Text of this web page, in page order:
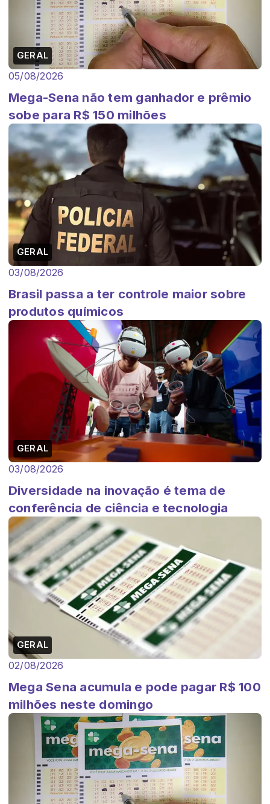
GERAL
05/08/2026
Mega-Sena não tem ganhador e prêmio
sobe para R$ 150 milhões
GERAL
03/08/2026
Brasil passa a ter controle maior sobre
produtos químicos
GERAL
03/08/2026
Diversidade na inovação é tema de
conferência de ciência e tecnologia
GERAL
02/08/2026
Mega Sena acumula e pode pagar R$ 100
milhões neste domingo